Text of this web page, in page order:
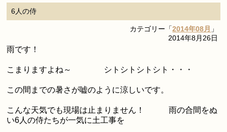
6人の侍
カテゴリー「2014年08月 」
2014年8月26日
雨です！
こまりますよね～ シトシトシトシト・・・
この間までの暑さが嘘のように涼しいです。
こんな天気でも現場は止まりません！ 雨の合間をぬ
い6人の侍たちが一気に土工事を